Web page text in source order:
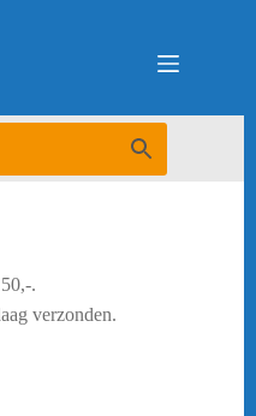
.
verzonden.